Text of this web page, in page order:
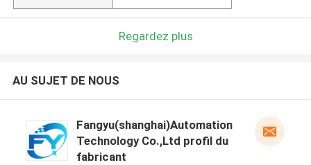
Regardez plus
AU SUJET DE NOUS
Fangyu(shanghai)Automation
Technology Co.,Ltd profil du
fabricant